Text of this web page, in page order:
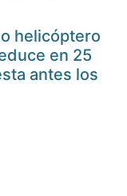
helicóptero
en 25
antes los